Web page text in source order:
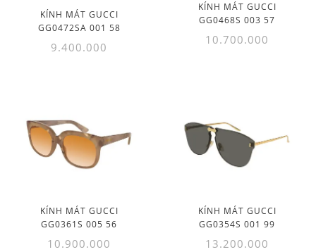
KÍNH MÁT GUCCI
GG0472SA 001 58
9.400.000
KÍNH MÁT GUCCI
GG0468S 003 57
10.700.000
KÍNH MÁT GUCCI
GG0361S 005 56
10.900.000
KÍNH MÁT GUCCI
GG0354S 001 99
13.200.000